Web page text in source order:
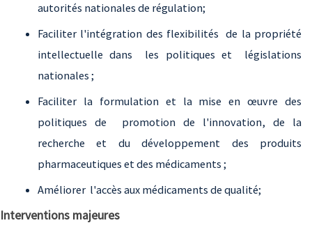
autorités nationales de régulation;
Faciliter l'intégration des flexibilités de la propriété
intellectuelle dans les politiques et législations
nationales ;
Faciliter la formulation et la mise en œuvre des
politiques de promotion de l'innovation, de la
recherche et du développement des produits
pharmaceutiques et des médicaments ;
Améliorer l'accès aux médicaments de qualité;
Interventions majeures